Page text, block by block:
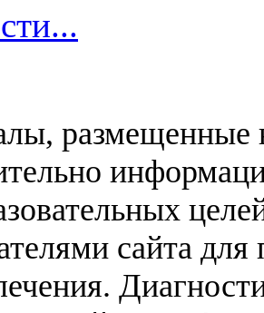
размещенные
сайта